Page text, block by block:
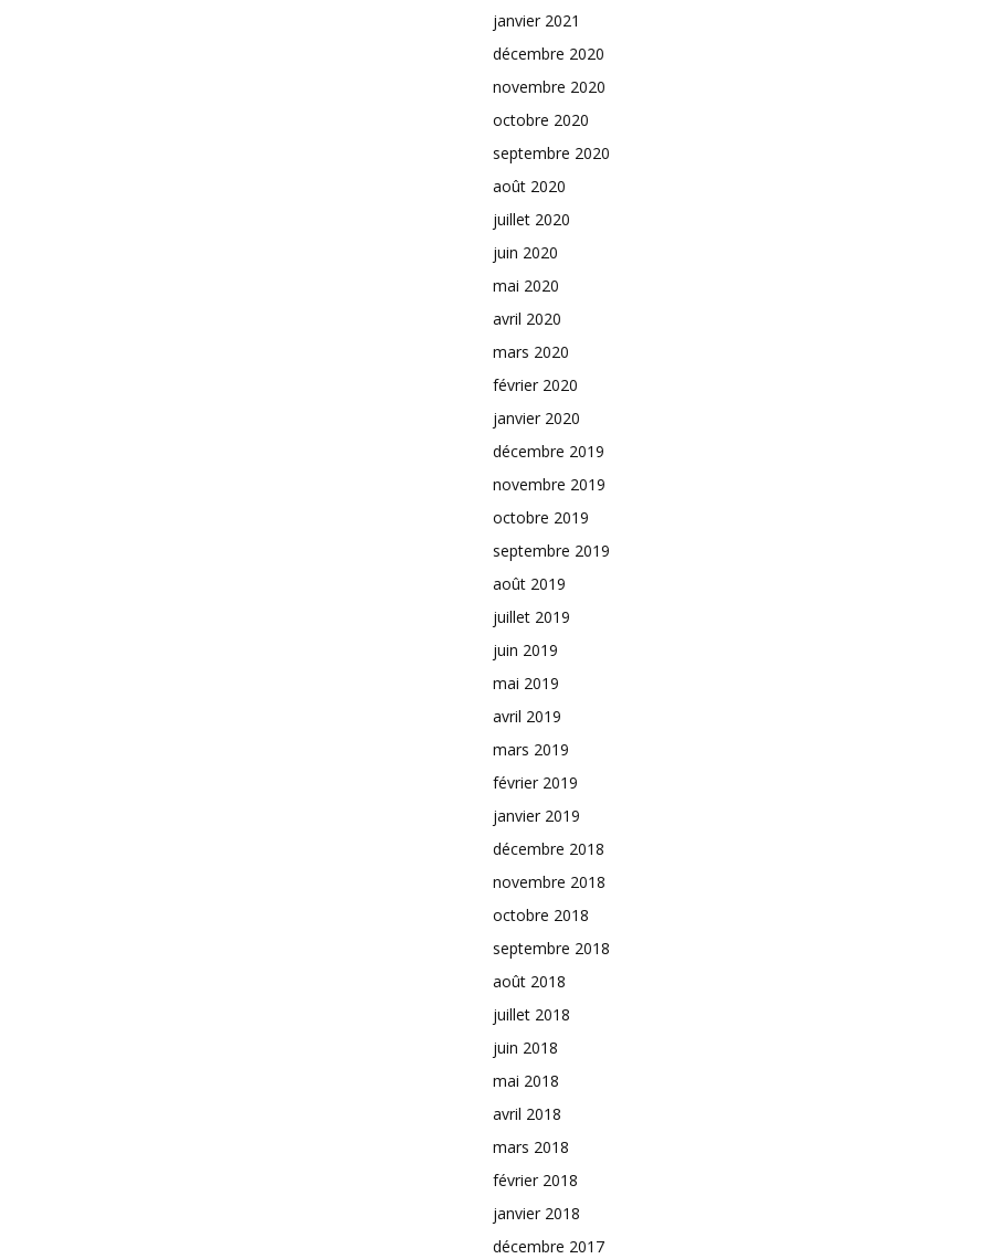
janvier 2021
décembre 2020
novembre 2020
octobre 2020
septembre 2020
août 2020
juillet 2020
juin 2020
mai 2020
avril 2020
mars 2020
février 2020
janvier 2020
décembre 2019
novembre 2019
octobre 2019
septembre 2019
août 2019
juillet 2019
juin 2019
mai 2019
avril 2019
mars 2019
février 2019
janvier 2019
décembre 2018
novembre 2018
octobre 2018
septembre 2018
août 2018
juillet 2018
juin 2018
mai 2018
avril 2018
mars 2018
février 2018
janvier 2018
décembre 2017